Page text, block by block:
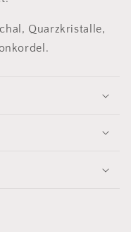
Quarzkristalle,